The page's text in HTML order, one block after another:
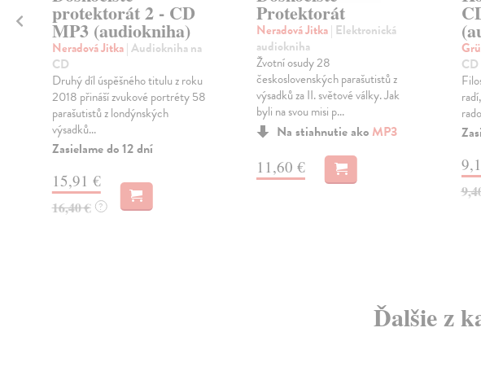
protektorát 2 - CD
MP3 (audiokniha)
Neradová Jitka| Audiokniha na
CD
Druhý díl úspěšného titulu z roku
2018 přináší zvukové portréty 58
parašutistů z londýnských
výsadků...
Zasielame do 12 dní
15,91 €
16,40 € ?
Protektorát
Neradová Jitka| Elektronická
audiokniha
Žvotní osudy 28
československých parašutistů z
výsadků za II. světové války. Jak
byli na svou misi p...
Na stiahnutie ako MP3
11,60 €
CD
Ďalšie z